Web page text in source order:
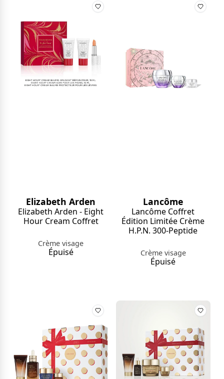
Elizabeth Arden
Elizabeth Arden - Eight
Hour Cream Coffret
Crème visage
Épuisé
Lancôme
Lancôme Coffret
Édition Limitée Crème
H.P.N. 300-Peptide
Crème visage
Épuisé